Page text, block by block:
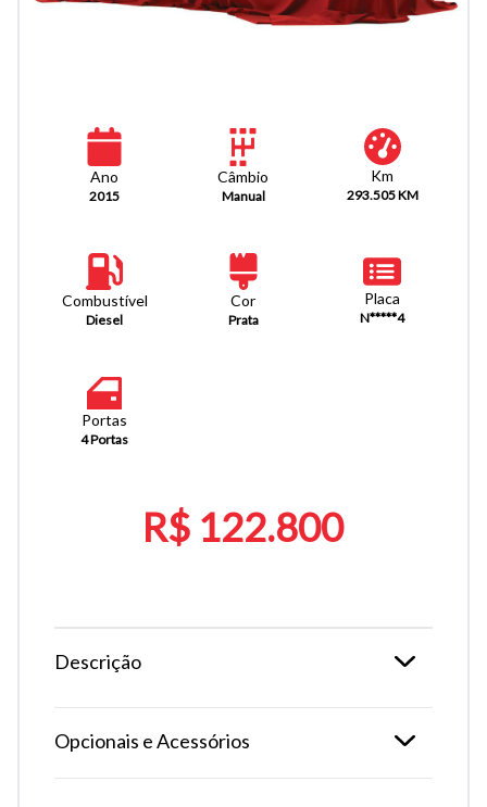
Ano
2015
Câmbio
Manual
Km
293.505 KM
Combustível
Diesel
Cor
Prata
Placa
N*****4
Portas
4 Portas
R$ 122.800
Descrição
Opcionais e Acessórios